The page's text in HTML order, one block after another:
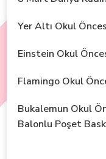
Yer Altı Okul
Einstein Okul
Flamingo Okul
Bukalemun Okul
Balonlu Poşet